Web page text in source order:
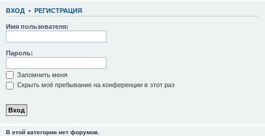
ВХОД • РЕГИСТРАЦИЯ
Имя пользователя:
Пароль:
Запомнить меня
Скрыть моё пребывание на конференции в этот раз
В этой категории нет форумов.